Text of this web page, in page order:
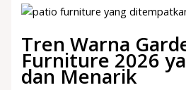
Tren Warna
Furniture 2026
dan Menarik